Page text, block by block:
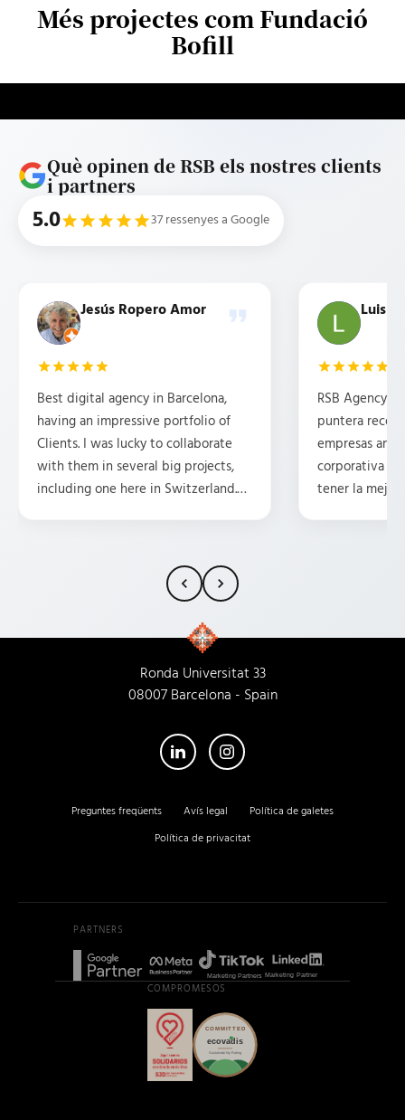
Més projectes com Fundació
Bofill
Què opinen de RSB els nostres clients
i partners
5.0 37 ressenyes a Google
Jesús Ropero Amor
Best digital agency in Barcelona,
having an impressive portfolio of
Clients. I was lucky to collaborate
with them in several big projects,
including one here in Switzerland.
Luis
RSB Agency
puntera
empresas
corporativa y
tener la mejor
Ronda Universitat 33
08007 Barcelona - Spain
Preguntes freqüents Avís legal
Política de galetes
Política de privacitat
PARTNERS
COMPROMESOS